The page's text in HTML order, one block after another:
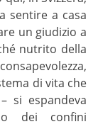
sentire a casa
un giudizio a
nutrito della
di vita che
si espandeva
dei confini